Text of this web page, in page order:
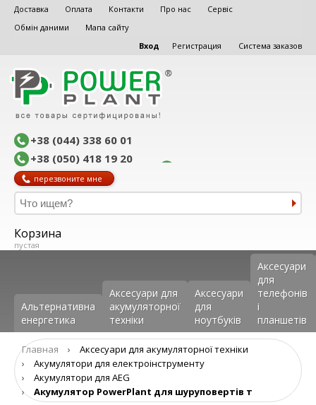
Доставка Оплата Контакти Про нас
Сервіс
Обмін даними
Мапа сайту
Вход
Регистрация Система заказов
+38 (044) 338 60 01
+38 (050) 418 19 20
перезвоните мне
Корзина
пустая
Альтернативна
енергетика
Аксесуари для
акумуляторної
техніки
Аксесуари
для
ноутбуків
Аксеcуари
для
телефонів
і
планшетів
Главная ›
Аксесуари для акумуляторної техніки
›
Акумулятори для електроінструменту
›
Акумулятори для AEG
›
Акумулятор PowerPlant для шуруповертів т